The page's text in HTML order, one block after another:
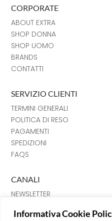
Informativa Cookie
CORPORATE
ABOUT EXTRA
SHOP DONNA
SHOP UOMO
BRANDS
CONTATTI
SERVIZIO CLIENTI
TERMINI GENERALI
POLITICA DI RESO
PAGAMENTI
SPEDIZIONI
FAQS
CANALI
NEWSLETTER
FACEBOOK